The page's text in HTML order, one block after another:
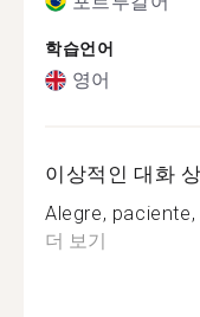
학습언어
영어
이상적인 대화
Alegre,
더 보기